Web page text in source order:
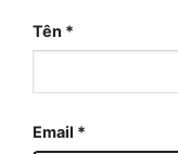
Tên *
Email *